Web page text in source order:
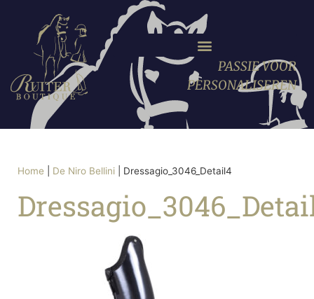
PASSIE VOOR
PERSONALISEREN
Home De Niro Bellini Dressagio_3046_Detail4